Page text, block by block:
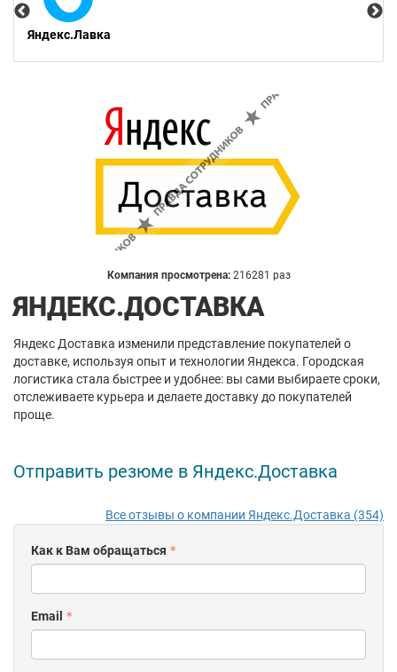
Яндекс.Лавка
Компания просмотрена: 216281 раз
ЯНДЕКС.ДОСТАВКА
Яндекс Доставка изменили представление покупателей о
доставке, используя опыт и технологии Яндекса. Городская
логистика стала быстрее и удобнее: вы сами выбираете сроки,
отслеживаете курьера и делаете доставку до покупателей
проще.
Отправить резюме в Яндекс.Доставка
Все отзывы о компании Яндекс.Доставка (354)
Как к Вам обращаться
Email